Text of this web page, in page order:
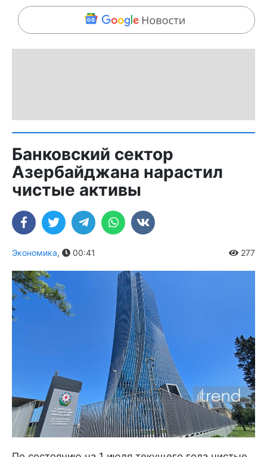
Банковский сектор
Азербайджана нарастил
чистые активы
Экономика, 00:41 277